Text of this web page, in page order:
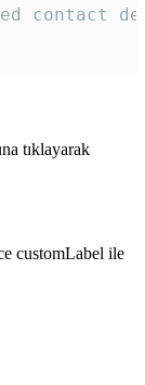
contact
tıklayarak
customLabel ile